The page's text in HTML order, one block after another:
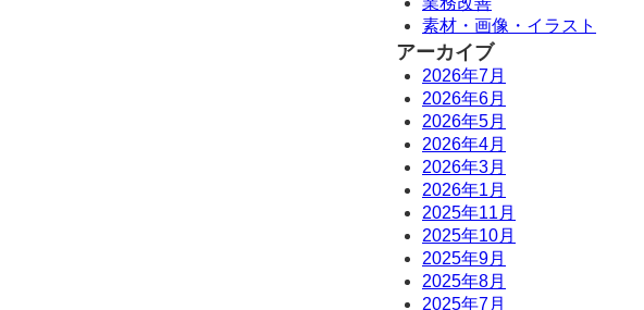
素材・画像・イラスト
アーカイブ
2026年7月
2026年6月
2026年5月
2026年4月
2026年3月
2026年1月
2025年11月
2025年10月
2025年9月
2025年8月
2025年7月